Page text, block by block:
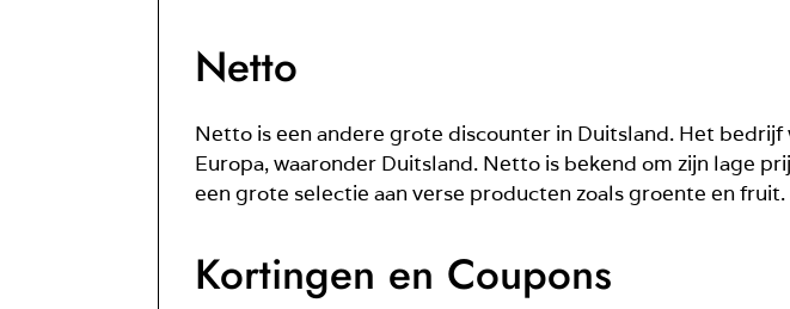
Netto
Netto is een andere grote discounter in Duitsland. Het
Europa, waaronder Duitsland. Netto is bekend om zijn lage
een grote selectie aan verse producten zoals groente en fruit.
Kortingen en Coupons